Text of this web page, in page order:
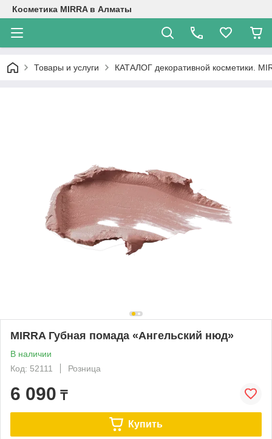
Косметика MIRRA в Алматы
Товары и услуги КАТАЛОГ декоративной косметики.
MIRRA Губная помада «Ангельский нюд»
В наличии
Код: 52111
Розница
6 090 ₸
Купить